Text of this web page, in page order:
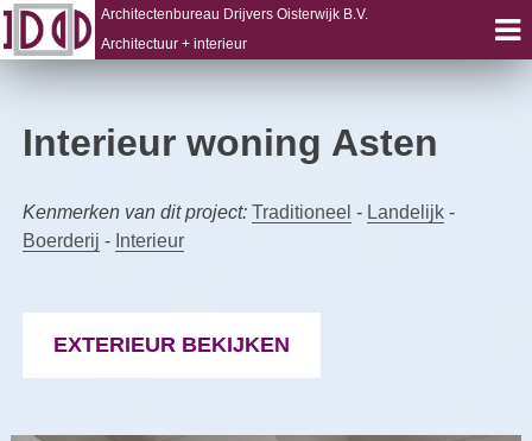
content
Architectenbureau Drijvers Oisterwijk B.V.
Architectuur + interieur
Interieur woning Asten
Kenmerken van dit project: Traditioneel - Landelijk-
Boerderij - Interieur
EXTERIEUR BEKIJKEN